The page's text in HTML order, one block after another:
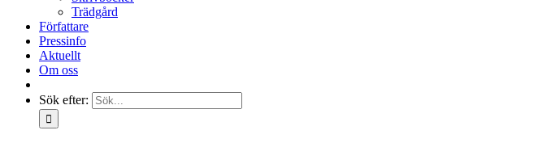
Trädgård
Författare
Pressinfo
Aktuellt
Om oss
Sök efter: